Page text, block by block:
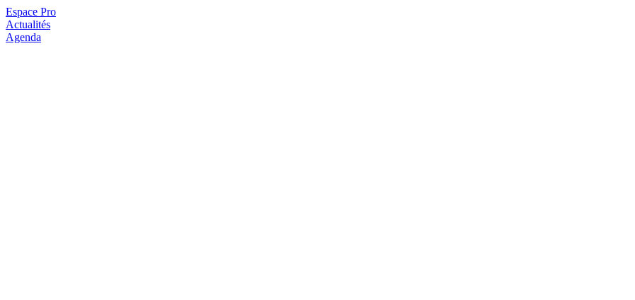
Espace Pro
Actualités
Agenda